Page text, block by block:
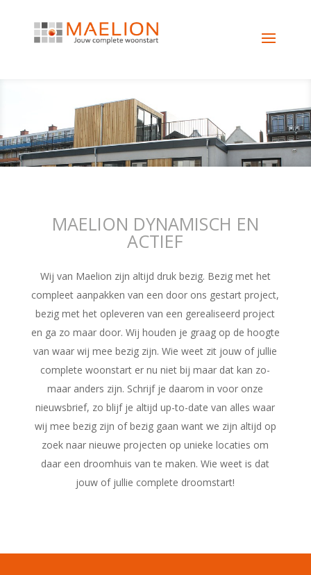
MAELION DYNAMISCH EN
ACTIEF
Wij van Maelion zijn altijd druk bezig. Bezig met het
compleet aanpakken van een door ons gestart project,
bezig met het opleveren van een gerealiseerd project
en ga zo maar door. Wij houden je graag op de hoogte
van waar wij mee bezig zijn. Wie weet zit jouw of jullie
complete woonstart er nu niet bij maar dat kan zo-
maar anders zijn. Schrijf je daarom in voor onze
nieuwsbrief, zo blijf je altijd up-to-date van alles waar
wij mee bezig zijn of bezig gaan want we zijn altijd op
zoek naar nieuwe projecten op unieke locaties om
daar een droomhuis van te maken. Wie weet is dat
jouw of jullie complete droomstart!